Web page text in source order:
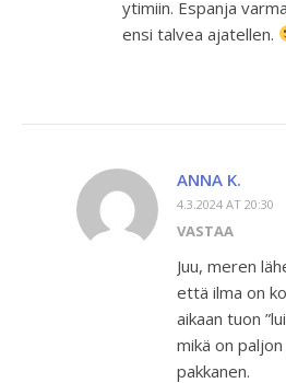
ytimiin. Espanja
ensi talvea ajatellen.
ANNA K.
4.3.2024 AT 20:30
VASTAA
Juu, meren
että ilma on
aikaan tuon
mikä on
pakkanen.